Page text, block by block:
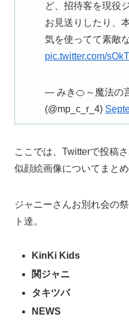
ど、招待客を現役
お見送りしたり、
気を使ってて素敵
pic.twitter.com/
— みき🍊～魔法の
(@mp_c_r_4)
ここでは、Twitterで投稿
似顔絵画像についてまとめ
ジャニーさんお別れ会の
ト達。
KinKi Kids
関ジャニ
タキツバ
NEWS